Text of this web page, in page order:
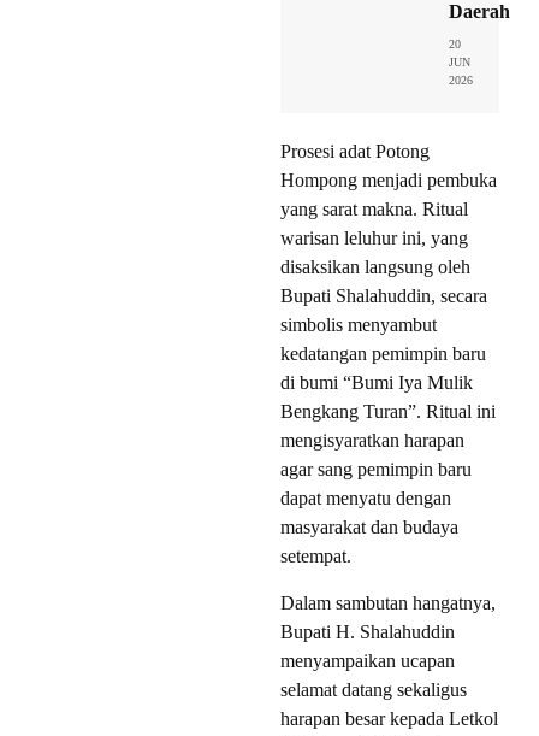
Daerah
20
JUN
2026
Prosesi adat Potong
Hompong menjadi pembuka
yang sarat makna. Ritual
warisan leluhur ini, yang
disaksikan langsung oleh
Bupati Shalahuddin, secara
simbolis menyambut
kedatangan pemimpin baru
di bumi “Bumi Iya Mulik
Bengkang Turan”. Ritual ini
mengisyaratkan harapan
agar sang pemimpin baru
dapat menyatu dengan
masyarakat dan budaya
setempat.
Dalam sambutan hangatnya,
Bupati H. Shalahuddin
menyampaikan ucapan
selamat datang sekaligus
harapan besar kepada Letkol